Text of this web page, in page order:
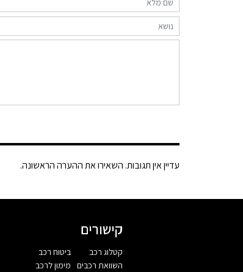
עדיין אין תגובות. השאירו את ההערה הראשונה.
קישורים
קטלוג רכב
השוואת רכבים
ביטוח רכב
מימון לרכב